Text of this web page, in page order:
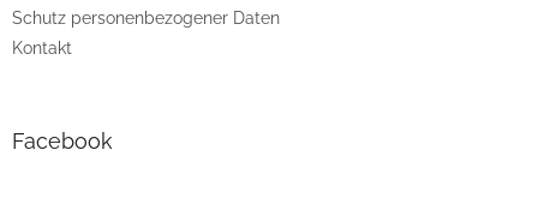
Schutz personenbezogener Daten
Kontakt
Facebook